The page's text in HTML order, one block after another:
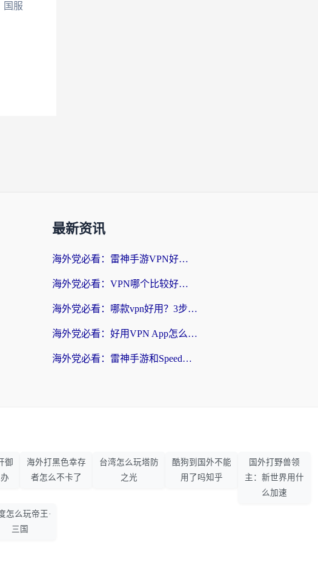
国服
最新资讯
海外党必看：雷神手游VPN好用吗？和天速回国VPN对比哪个回国效果更好？附实用加速器选择指南
海外党必看：VPN哪个比较好用？3分钟找到适合你的回国加速方案
海外党必看：哪款vpn好用？3步选对回国加速器，无缝刷剧玩游戏
海外党必看：好用VPN App怎么选？3步教你无缝访问国内资源
海外党必看：雷神手游和SpeedCN好用吗？3招选对回国加速器无缝刷国内资源
御
海外打黑色幸存
者怎么不卡了
台湾怎么玩塔防
之光
酷狗到国外不能
用了吗知乎
国外打野兽领
主：新世界用什
么加速
怎么玩帝王·
三国